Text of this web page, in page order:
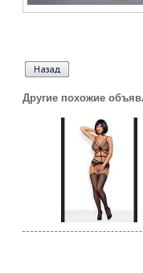
Другие похожие